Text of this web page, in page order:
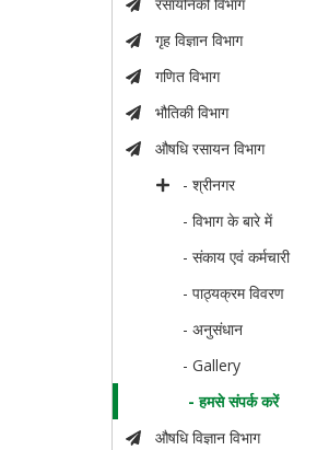
रसायनिकी विभाग
गृह विज्ञान विभाग
गणित विभाग
भौतिकी विभाग
औषधि रसायन विभाग
- श्रीनगर
- विभाग के बारे में
- संकाय एवं कर्मचारी
- पाठ्यक्रम विवरण
- अनुसंधान
- Gallery
- हमसे संपर्क करें
औषधि विज्ञान विभाग